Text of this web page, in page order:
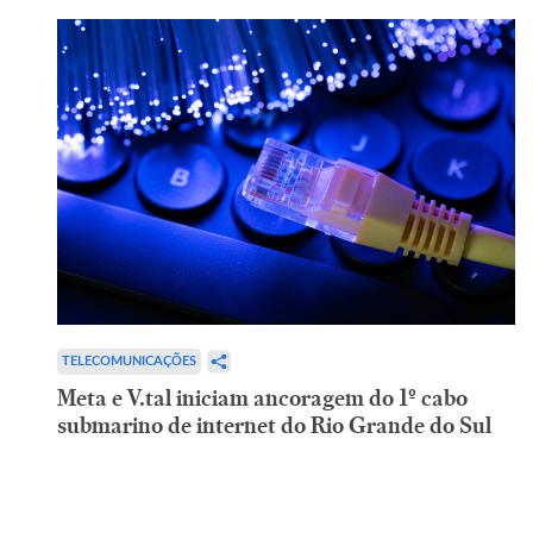
TELECOMUNICAÇÕES
Meta e V.tal iniciam ancoragem do 1º cabo
submarino de internet do Rio Grande do Sul